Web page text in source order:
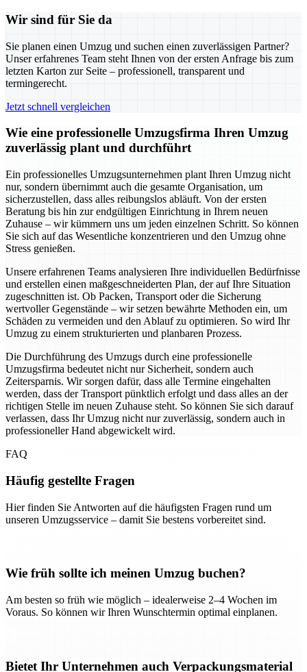
Wir sind für Sie da
Sie planen einen Umzug und suchen einen zuverlässigen Partner?
Unser erfahrenes Team steht Ihnen von der ersten Anfrage bis zum
letzten Karton zur Seite – professionell, transparent und
termingerecht.
Jetzt schnell vergleichen
Wie eine professionelle Umzugsfirma Ihren Umzug
zuverlässig plant und durchführt
Ein professionelles Umzugsunternehmen plant Ihren Umzug nicht
nur, sondern übernimmt auch die gesamte Organisation, um
sicherzustellen, dass alles reibungslos abläuft. Von der ersten
Beratung bis hin zur endgültigen Einrichtung in Ihrem neuen
Zuhause – wir kümmern uns um jeden einzelnen Schritt. So können
Sie sich auf das Wesentliche konzentrieren und den Umzug ohne
Stress genießen.
Unsere erfahrenen Teams analysieren Ihre individuellen Bedürfnisse
und erstellen einen maßgeschneiderten Plan, der auf Ihre Situation
zugeschnitten ist. Ob Packen, Transport oder die Sicherung
wertvoller Gegenstände – wir setzen bewährte Methoden ein, um
Schäden zu vermeiden und den Ablauf zu optimieren. So wird Ihr
Umzug zu einem strukturierten und planbaren Prozess.
Die Durchführung des Umzugs durch eine professionelle
Umzugsfirma bedeutet nicht nur Sicherheit, sondern auch
Zeitersparnis. Wir sorgen dafür, dass alle Termine eingehalten
werden, dass der Transport pünktlich erfolgt und dass alles an der
richtigen Stelle im neuen Zuhause steht. So können Sie sich darauf
verlassen, dass Ihr Umzug nicht nur zuverlässig, sondern auch in
professioneller Hand abgewickelt wird.
FAQ
Häufig gestellte Fragen
Hier finden Sie Antworten auf die häufigsten Fragen rund um
unseren Umzugsservice – damit Sie bestens vorbereitet sind.
Wie früh sollte ich meinen Umzug buchen?
Am besten so früh wie möglich – idealerweise 2–4 Wochen im
Voraus. So können wir Ihren Wunschtermin optimal einplanen.
Bietet Ihr Unternehmen auch Verpackungsmaterial